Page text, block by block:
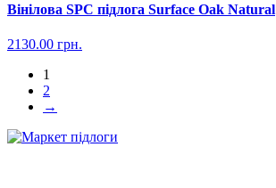
Вінілова SPC підлога Surface Oak Natural
2130.00 грн.
1
2
→